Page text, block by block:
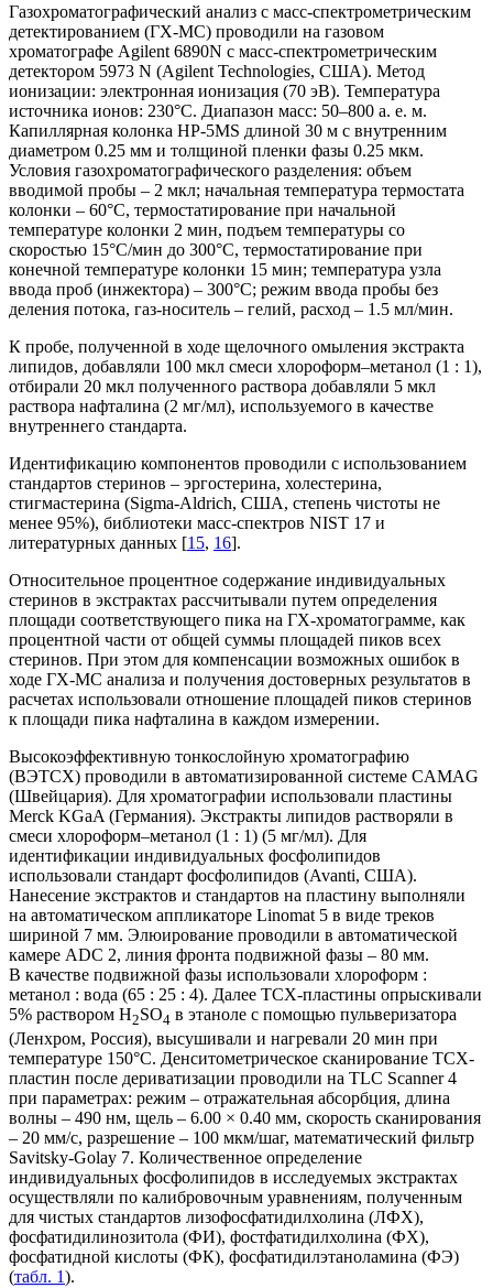
Газохроматографический анализ с масс-спектрометрическим
детектированием (ГХ-МС) проводили на газовом
хроматографе Agilent 6890N с масс-спектрометрическим
детектором 5973 N (Agilent Technologies, США). Метод
ионизации: электроннaя ионизация (70 эВ). Температура
источника ионов: 230°С. Диапазон масс: 50–800 а. е. м.
Капиллярная колонка HP-5MS длиной 30 м с внутренним
диаметром 0.25 мм и толщиной пленки фазы 0.25 мкм.
Условия газохроматографического разделения: объем
вводимой пробы – 2 мкл; начальная температура термостата
колонки – 60°С, термостатирование при начальной
температуре колонки 2 мин, подъем температуры со
скоростью 15°С/мин до 300°С, термостатирование при
конечной температуре колонки 15 мин; температура узла
ввода проб (инжектора) – 300°С; режим ввода пробы без
деления потока, газ-носитель – гелий, расход – 1.5 мл/мин.
К пробе, полученной в ходе щелочного омыления экстракта
липидов, добавляли 100 мкл смеси хлороформ–метанол (1 : 1),
отбирали 20 мкл полученного раствора добавляли 5 мкл
раствора нафталина (2 мг/мл), используемого в качестве
внутреннего стандарта.
Идентификацию компонентов проводили с использованием
стандартов стеринов – эргостерина, холестерина,
стигмастерина (Sigma-Aldrich, США, степень чистоты не
менее 95%), библиотеки масс-спектров NIST 17 и
литературных данных [15, 16].
Относительное процентное содержание индивидуальных
стеринов в экстрактах рассчитывали путем определения
площади соответствующего пика на ГХ-хроматограмме, как
процентной части от общей суммы площадей пиков всех
стеринов. При этом для компенсации возможных ошибок в
ходе ГХ-МС анализа и получения достоверных результатов в
расчетах использовали отношение площадей пиков стеринов
к площади пика нафталина в каждом измерении.
Высокоэффективную тонкослойную хроматографию
(ВЭТСХ) проводили в автоматизированной системе CAMAG
(Швейцария). Для хроматографии использовали пластины
Merck KGaA (Германия). Экстракты липидов растворяли в
смеси хлороформ–метанол (1 : 1) (5 мг/мл). Для
идентификации индивидуальных фосфолипидов
использовали стандарт фосфолипидов (Avanti, США).
Нанесение экстрактов и стандартов на пластину выполняли
на автоматическом аппликаторе Linomat 5 в виде треков
шириной 7 мм. Элюирование проводили в автоматической
камере ADC 2, линия фронта подвижной фазы – 80 мм.
В качестве подвижной фазы использовали хлороформ :
метанол : вода (65 : 25 : 4). Далее ТСХ-пластины опрыскивали
5% раствором H2SO4 в этаноле с помощью пульверизатора
(Ленхром, Россия), высушивали и нагревали 20 мин при
температуре 150°C. Денситометрическое сканирование ТСХ-
пластин после дериватизации проводили на TLС Scanner 4
при параметрах: режим – отражательная абсорбция, длина
волны – 490 нм, щель – 6.00 × 0.40 мм, скорость сканирования
– 20 мм/с, разрешение – 100 мкм/шаг, математический фильтр
Savitsky-Golay 7. Количественное определение
индивидуальных фосфолипидов в исследуемых экстрактах
осуществляли по калибровочным уравнениям, полученным
для чистых стандартов лизофосфатидилхолина (ЛФХ),
фосфатидилинозитола (ФИ), фостфатидилхолина (ФХ),
фосфатидной кислоты (ФК), фосфатидилэтаноламина (ФЭ)
(табл. 1).